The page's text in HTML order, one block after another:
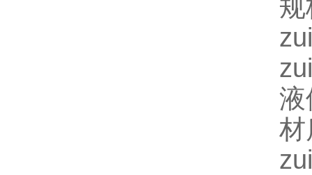
液
材